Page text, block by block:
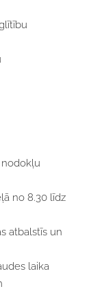
nodokļu
no 8.30 līdz
atbalstīs un
laika